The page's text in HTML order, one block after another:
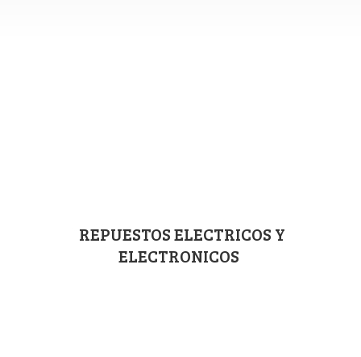
REPUESTOS ELECTRICOS Y
ELECTRONICOS